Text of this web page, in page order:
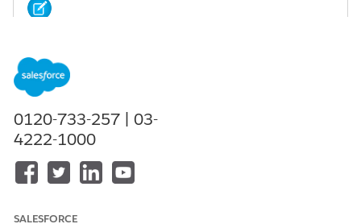
Management トランザクション処理種別を RatingPreference
Fetchに設定する必要があります。別のトランザクション処
されません。
使用可能なインターフェース: Lightning Experience
ス または Revenue Cloud Billing ライセンスがある
0120-733-257 | 03-
4222-1000
SALESFORCE